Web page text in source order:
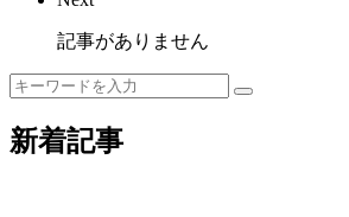
記事がありません
新着記事